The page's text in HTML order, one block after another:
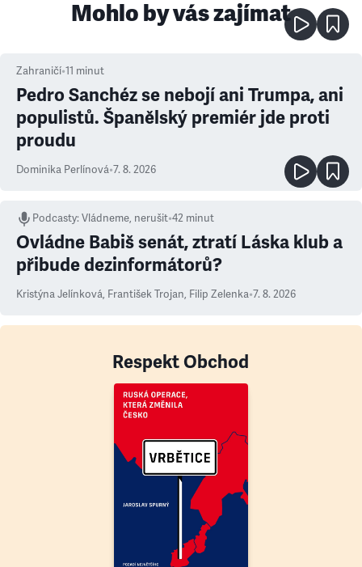
Mohlo by vás zajímat
Zahraničí•11 minut
Pedro Sanchéz se nebojí ani Trumpa, ani
populistů. Španělský premiér jde proti
proudu
Dominika Perlínová•7. 8. 2026
Podcasty:Vládneme, nerušit•42 minut
Ovládne Babiš senát, ztratí Láska klub a
přibude dezinformátorů?
Kristýna Jelínková, František Trojan, Filip Zelenka•7. 8. 2026
Respekt Obchod